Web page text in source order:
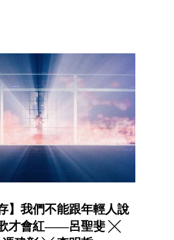
】我們不能跟年輕人說
才會紅——呂聖斐 ╳